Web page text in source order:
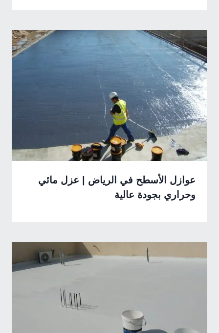
عوازل الأسطح في الرياض | عزل مائي
وحراري بجودة عالية